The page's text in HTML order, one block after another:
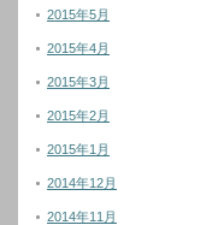
2015年5月
2015年4月
2015年3月
2015年2月
2015年1月
2014年12月
2014年11月